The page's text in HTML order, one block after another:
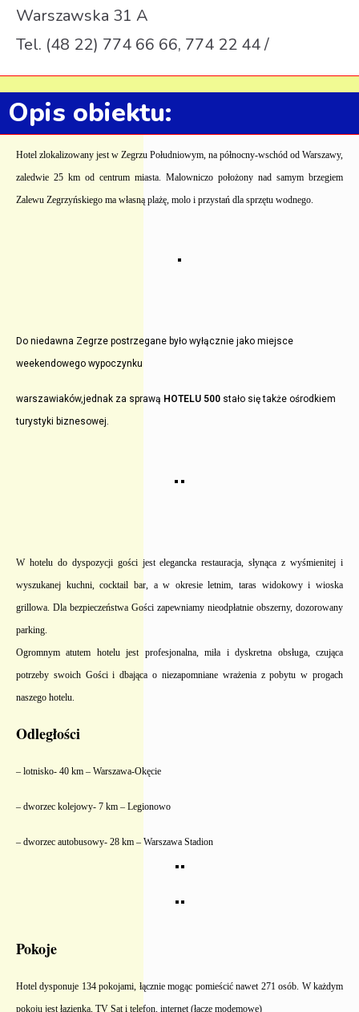
Warszawska 31 A
Tel. (48 22) 774 66 66, 774 22 44 /
Opis obiektu:
Hotel zlokalizowany jest w Zegrzu Południowym, na północny-wschód od Warszawy,
zaledwie 25 km od centrum miasta. Malowniczo położony nad samym brzegiem
Zalewu Zegrzyńskiego ma własną plażę, molo i przystań dla sprzętu wodnego.
Do niedawna Zegrze postrzegane było wyłącznie jako miejsce
weekendowego wypoczynku
warszawiaków,jednak za sprawą HOTELU 500 stało się także ośrodkiem
turystyki biznesowej.
W hotelu do dyspozycji gości jest elegancka restauracja, słynąca z wyśmienitej i
wyszukanej kuchni, cocktail bar, a w okresie letnim, taras widokowy i wioska
grillowa. Dla bezpieczeństwa Gości zapewniamy nieodpłatnie obszerny, dozorowany
parking.
Ogromnym atutem hotelu jest profesjonalna, miła i dyskretna obsługa, czująca
potrzeby swoich Gości i dbająca o niezapomniane wrażenia z pobytu w progach
naszego hotelu.
Odległości
– lotnisko- 40 km – Warszawa-Okęcie
– dworzec kolejowy- 7 km – Legionowo
– dworzec autobusowy- 28 km – Warszawa Stadion
Pokoje
Hotel dysponuje 134 pokojami, łącznie mogąc pomieścić nawet 271 osób. W każdym
pokoju jest łazienka, TV Sat i telefon, internet (łącze modemowe)